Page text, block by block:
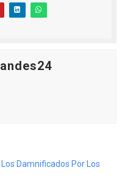
Damnificados Por Los